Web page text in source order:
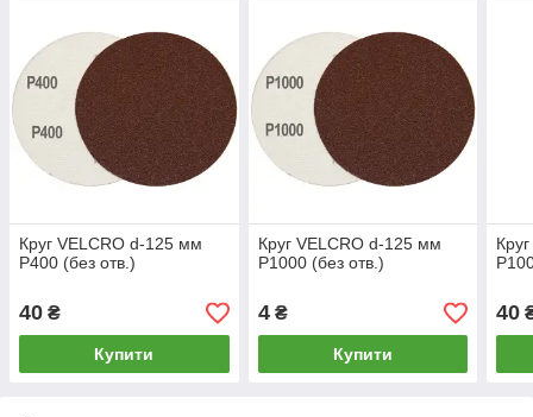
Круг VELCRO d-125 мм
P400 (без отв.)
40 ₴
Купити
Круг VELCRO d-125 мм
P1000 (без отв.)
4₴
Купити
40